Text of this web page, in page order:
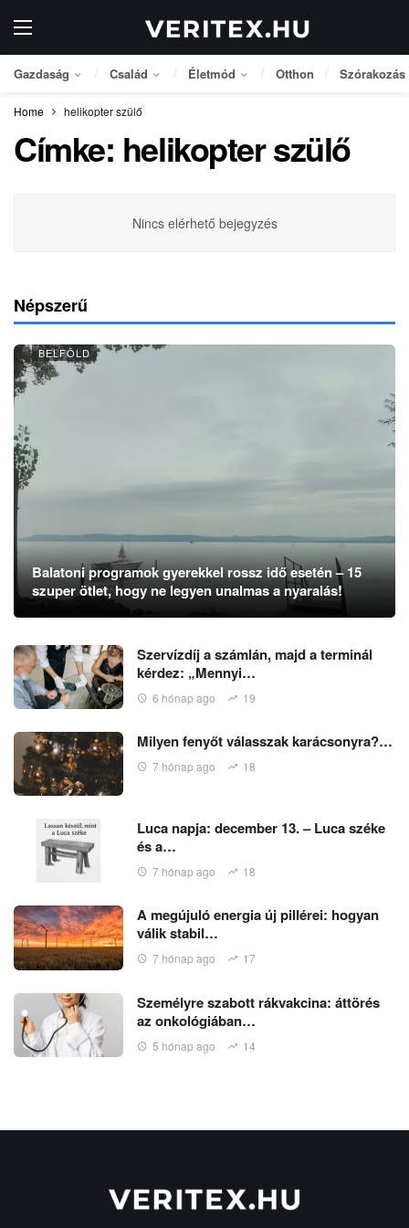
Gazdaság Család Életmód Otthon Szórakozás
Home helikopter szülő
Címke: helikopter szülő
Nincs elérhető bejegyzés
Népszerű
BELFÖLD
Balatoni programok gyerekkel rossz idő esetén – 15
szuper ötlet, hogy ne legyen unalmas a nyaralás!
Szervízdíj a számlán, majd a terminál
kérdez: „Mennyi…
6 hónap ago 19
Milyen fenyőt válasszak karácsonyra?…
7 hónap ago 18
Luca napja: december 13. – Luca széke
és a…
7 hónap ago 18
A megújuló energia új pillérei: hogyan
válik stabil…
7 hónap ago 17
Személyre szabott rákvakcina: áttörés
az onkológiában…
5 hónap ago 14